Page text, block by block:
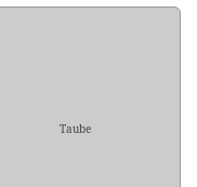
Taube